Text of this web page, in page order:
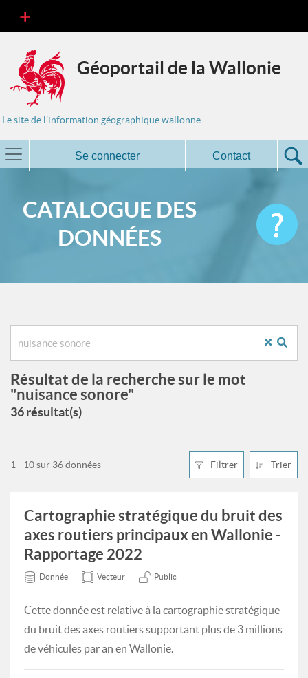
Géoportail de la Wallonie
Le site de l'information géographique wallonne
Se connecter Contact
CATALOGUE DES
DONNÉES
Résultat de la recherche sur le mot
"nuisance sonore"
36 résultat(s)
Filtrer Trier
1 - 10 sur 36 données
Cartographie stratégique du bruit des
axes routiers principaux en Wallonie -
Rapportage 2022
Donnée Vecteur Public
Cette donnée est relative à la cartographie stratégique
du bruit des axes routiers supportant plus de 3 millions
de véhicules par an en Wallonie.